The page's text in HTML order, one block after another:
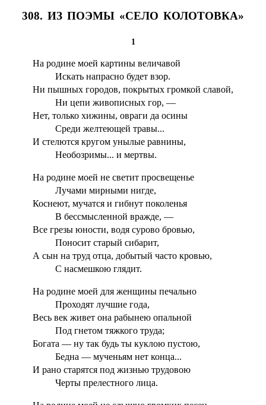
308. ИЗ ПОЭМЫ «СЕЛО КОЛОТОВКА»
1
На родине моей картины величавой
Искать напрасно будет взор.
Ни пышных городов, покрытых громкой славой,
Ни цепи живописных гор, —
Нет, только хижины, овраги да осины
Среди желтеющей травы...
И стелются кругом унылые равнины,
Необозримы... и мертвы.
На родине моей не светит просвещенье
Лучами мирными нигде,
Коснеют, мучатся и гибнут поколенья
В бессмысленной вражде, —
Все грезы юности, водя сурово бровью,
Поносит старый сибарит,
А сын на труд отца, добытый часто кровью,
С насмешкою глядит.
На родине моей для женщины печально
Проходят лучшие года,
Весь век живет она рабынею опальной
Под гнетом тяжкого труда;
Богата — ну так будь ты куклою пустою,
Бедна — мученьям нет конца...
И рано старятся под жизнью трудовою
Черты прелестного лица.